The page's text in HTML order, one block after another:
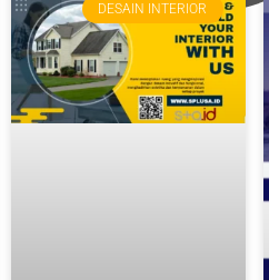
DESAIN INTERIOR